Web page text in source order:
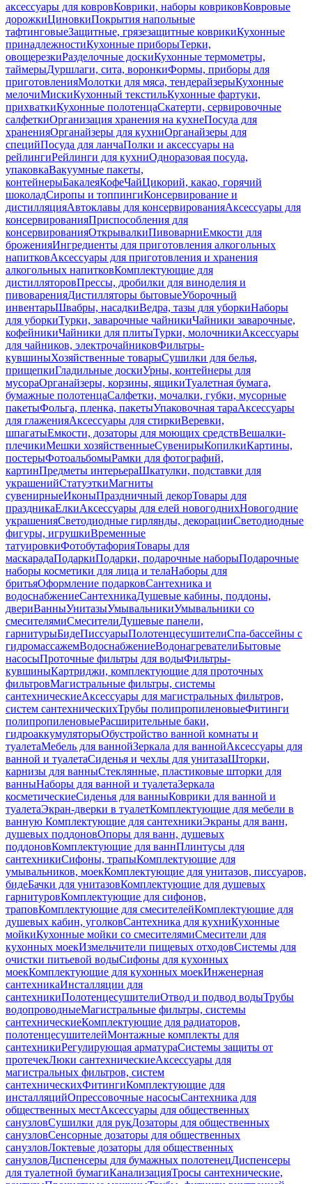
аксессуары для ковровКоврики, наборы ковриковКовровые
дорожкиЦиновкиПокрытия напольные
тафтинговыеЗащитные, грязезащитные коврикиКухонные
принадлежностиКухонные приборыТерки,
овощерезкиРазделочные доскиКухонные термометры,
таймерыДуршлаги, сита, воронкиФормы, приборы для
приготовленияМолотки для мяса, тендерайзерыКухонные
мелочиМискиКухонный текстильКухонные фартуки,
прихваткиКухонные полотенцаСкатерти, сервировочные
салфеткиОрганизация хранения на кухнеПосуда для
храненияОрганайзеры для кухниОрганайзеры для
специйПосуда для ланчаПолки и аксессуары на
рейлингиРейлинги для кухниОдноразовая посуда,
упаковкаВакуумные пакеты,
контейнерыБакалеяКофеЧайЦикорий, какао, горячий
шоколадСиропы и топпингиКонсервирование и
дистилляцияАвтоклавы для консервированияАксессуары для
консервированияПриспособления для
консервированияОткрывалкиПивоварниЕмкости для
броженияИнгредиенты для приготовления алкогольных
напитковАксессуары для приготовления и хранения
алкогольных напитковКомплектующие для
дистилляторовПрессы, дробилки для виноделия и
пивоваренияДистилляторы бытовыеУборочный
инвентарьШвабры, насадкиВедра, тазы для уборкиНаборы
для уборкиТурки, заварочные чайникиЧайники заварочные,
кофейникиЧайники для плитыТурки, молочникиАксессуары
для чайников, электрочайниковФильтры-
кувшиныХозяйственные товарыСушилки для белья,
прищепкиГладильные доскиУрны, контейнеры для
мусораОрганайзеры, корзины, ящикиТуалетная бумага,
бумажные полотенцаСалфетки, мочалки, губки, мусорные
пакетыФольга, пленка, пакетыУпаковочная тараАксессуары
для глаженияАксессуары для стиркиВеревки,
шпагатыЕмкости, дозаторы для моющих средствВешалки-
плечикиМешки хозяйственныеСувенирыКопилкиКартины,
постерыФотоальбомыРамки для фотографий,
картинПредметы интерьераШкатулки, подставки для
украшенийСтатуэткиМагниты
сувенирныеИконыПраздничный декорТовары для
праздникаЕлкиАксессуары для елей новогоднихНовогодние
украшенияСветодиодные гирлянды, декорацииСветодиодные
фигуры, игрушкиВременные
татуировкиФотобутафорияТовары для
маскарадаПодаркиПодарки, подарочные наборыПодарочные
наборы косметики для лица и телаНаборы для
бритьяОформление подарковСантехника и
водоснабжениеСантехникаДушевые кабины, поддоны,
двериВанныУнитазыУмывальникиУмывальники со
смесителямиСмесителиДушевые панели,
гарнитурыБидеПиссуарыПолотенцесушителиСпа-бассейны с
гидромассажемВодоснабжениеВодонагревателиБытовые
насосыПроточные фильтры для водыФильтры-
кувшиныКартриджи, комплектующие для проточных
фильтровМагистральные фильтры, системы
сантехническиеАксессуары для магистральных фильтров,
систем сантехническихТрубы полипропиленовыеФитинги
полипропиленовыеРасширительные баки,
гидроаккумуляторыОбустройство ванной комнаты и
туалетаМебель для ваннойЗеркала для ваннойАксессуары для
ванной и туалетаСиденья и чехлы для унитазаШторки,
карнизы для ванныСтеклянные, пластиковые шторки для
ванныНаборы для ванной и туалетаЗеркала
косметическиеСиденья для ванныКоврики для ванной и
туалетаЭкран-дверки в туалетКомплектующие для мебели в
ванную Комплектующие для сантехникиЭкраны для ванн,
душевых поддоновОпоры для ванн, душевых
поддоновКомплектующие для ваннПлинтусы для
сантехникиСифоны, трапыКомплектующие для
умывальников, моекКомплектующие для унитазов, писсуаров,
бидеБачки для унитазовКомплектующие для душевых
гарнитуровКомплектующие для сифонов,
траповКомплектующие для смесителейКомплектующие для
душевых кабин, уголковСантехника для кухниКухонные
мойкиКухонные мойки со смесителямиСмесители для
кухонных моекИзмельчители пищевых отходовСистемы для
очистки питьевой водыСифоны для кухонных
моекКомплектующие для кухонных моекИнженерная
сантехникаИнсталляции для
сантехникиПолотенцесушителиОтвод и подвод водыТрубы
водопроводныеМагистральные фильтры, системы
сантехническиеКомплектующие для радиаторов,
полотенцесушителейМонтажные комплекты для
сантехникиРегулирующая арматураСистемы защиты от
протечекЛюки сантехническиеАксессуары для
магистральных фильтров, систем
сантехническихФитингиКомплектующие для
инсталляцийОпрессовочные насосыСантехника для
общественных местАксессуары для общественных
санузловСушилки для рукДозаторы для общественных
санузловСенсорные дозаторы для общественных
санузловЛоктевые дозаторы для общественных
санузловДиспенсеры для бумажных полотенецДиспенсеры
для туалетной бумагиКанализацияТросы сантехнические,